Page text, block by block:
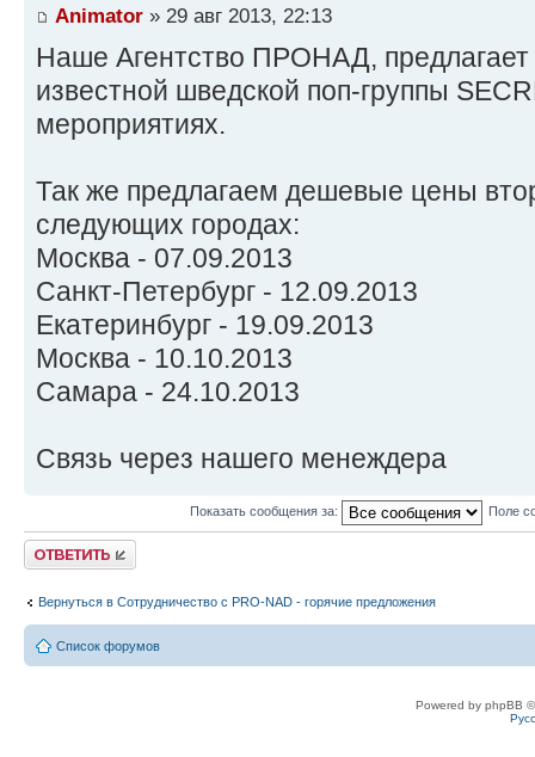
Animator » 29 авг 2013, 22:13
Наше Агентство ПРОНАД,
известной шведской поп-группы
мероприятиях.
Так же предлагаем дешевые цены
следующих городах:
Москва - 07.09.2013
Санкт-Петербург - 12.09.2013
Екатеринбург - 19.09.2013
Москва - 10.10.2013
Самара - 24.10.2013
Связь через нашего менеждера
Показать сообщения за: Поле
Ответить
Вернуться в Сотрудничество c PRO-NAD - горячие предложения
Список форумов
Powered by phpBB